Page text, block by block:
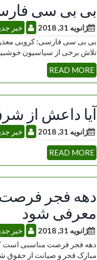
بی بی سی
ژانویه 31, 2018 خبر
بی بی سی فارسی: کروبی
تلاش برخی از سیاسیون
READ MORE
آیا داعش از
ژانویه 31, 2018 خبر
READ MORE
دهه فجر فرصت
معرفی شود
ژانویه 31, 2018 خبر
دهه فجر فرصت مناسبی است
مبارک فجر و صیانت از حقوق